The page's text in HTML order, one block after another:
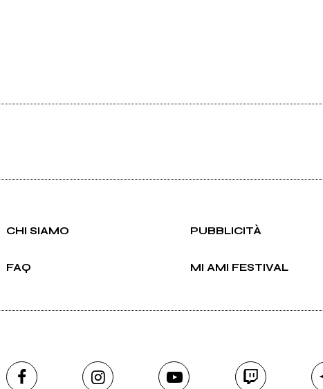
CHI SIAMO PUBBLICITÀ
FAQ MI AMI FESTIVAL